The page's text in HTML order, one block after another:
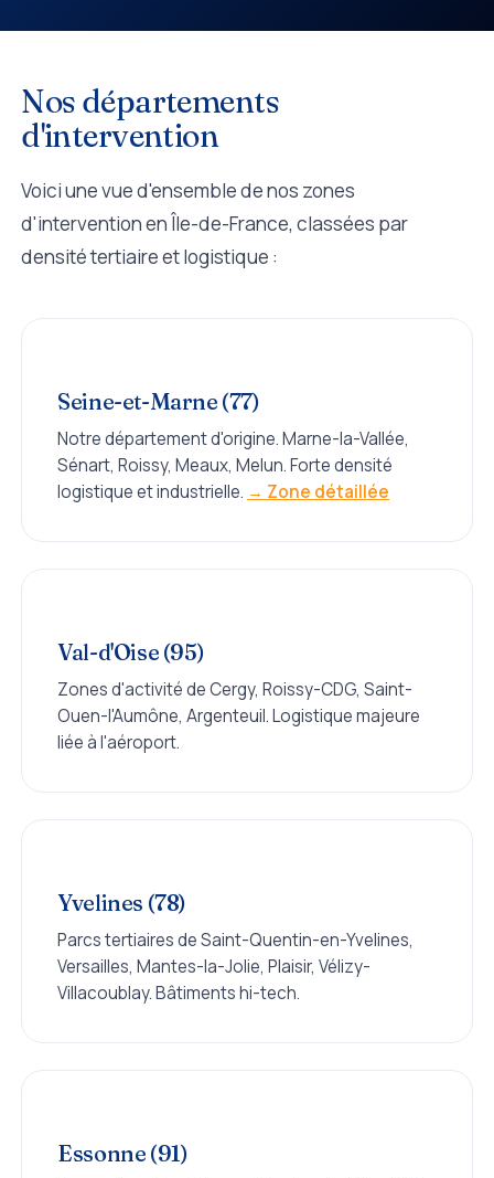
Nos départements
d'intervention
Voici une vue d'ensemble de nos zones
d'intervention en Île-de-France, classées par
densité tertiaire et logistique :
Seine-et-Marne (77)
Notre département d'origine. Marne-la-Vallée,
Sénart, Roissy, Meaux, Melun. Forte densité
logistique et industrielle. → Zone détaillée
Val-d'Oise (95)
Zones d'activité de Cergy, Roissy-CDG, Saint-
Ouen-l'Aumône, Argenteuil. Logistique majeure
liée à l'aéroport.
Yvelines (78)
Parcs tertiaires de Saint-Quentin-en-Yvelines,
Versailles, Mantes-la-Jolie, Plaisir, Vélizy-
Villacoublay. Bâtiments hi-tech.
Essonne (91)